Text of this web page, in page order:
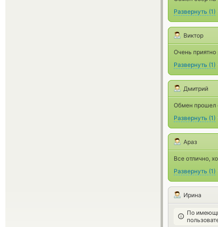
Развернуть (1)
Виктор
Очень приятно
Развернуть (1)
Дмитрий
Обмен прошел
Развернуть (1)
Араз
Все отлично,
Развернуть (1)
Ирина
По